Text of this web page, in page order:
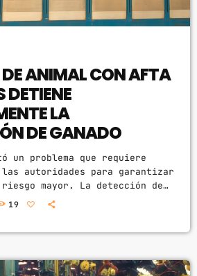
ANIMAL CON AFTA
DETIENE
LA
DE GANADO
un problema que requiere
autoridades para garantizar
mayor. La detección de
en Nogales, Sonora, ha
presentó un problema
19